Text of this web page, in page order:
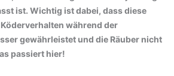
ist. Wichtig ist dabei, dass diese
während der
gewährleistet und die Räuber nicht
passiert hier!